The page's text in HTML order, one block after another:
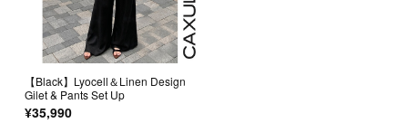
【Black】Lyocell＆Linen Design
Gilet & Pants Set Up
¥35,990